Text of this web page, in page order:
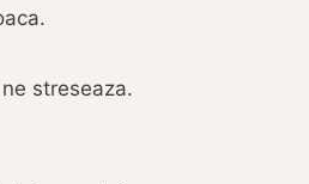
streseaza.